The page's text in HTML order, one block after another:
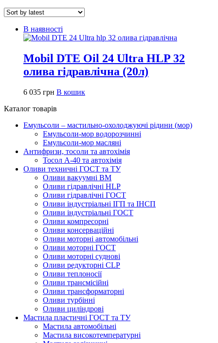
В наявності
Mobil DTE Oil 24 Ultra HLP 32
олива гідравлічна (20л)
6 035 грн В кошик
Каталог товарів
Емульсоли – мастильно-охолоджуючі рідини (мор)
Емульсоли-мор водорозчинні
Емульсоли-мор масляні
Антифризи, тосоли та автохімія
Тосол А-40 та автохімія
Оливи техничні ГОСТ та ТУ
Оливи вакуумні ВМ
Оливи гідравлічні HLP
Оливи гідравлічні ГОСТ
Оливи індустріальні ІГП та ІНСП
Оливи індустріальні ГОСТ
Оливи компресорні
Оливи консерваційні
Оливи моторні автомобільні
Оливи моторні ГОСТ
Оливи моторні суднові
Оливи редукторні CLP
Оливи теплоносії
Оливи трансмісійні
Оливи трансформаторні
Оливи турбінні
Оливи циліндрові
Мастила пластичні ГОСТ та ТУ
Мастила автомобільні
Мастила високотемпературні